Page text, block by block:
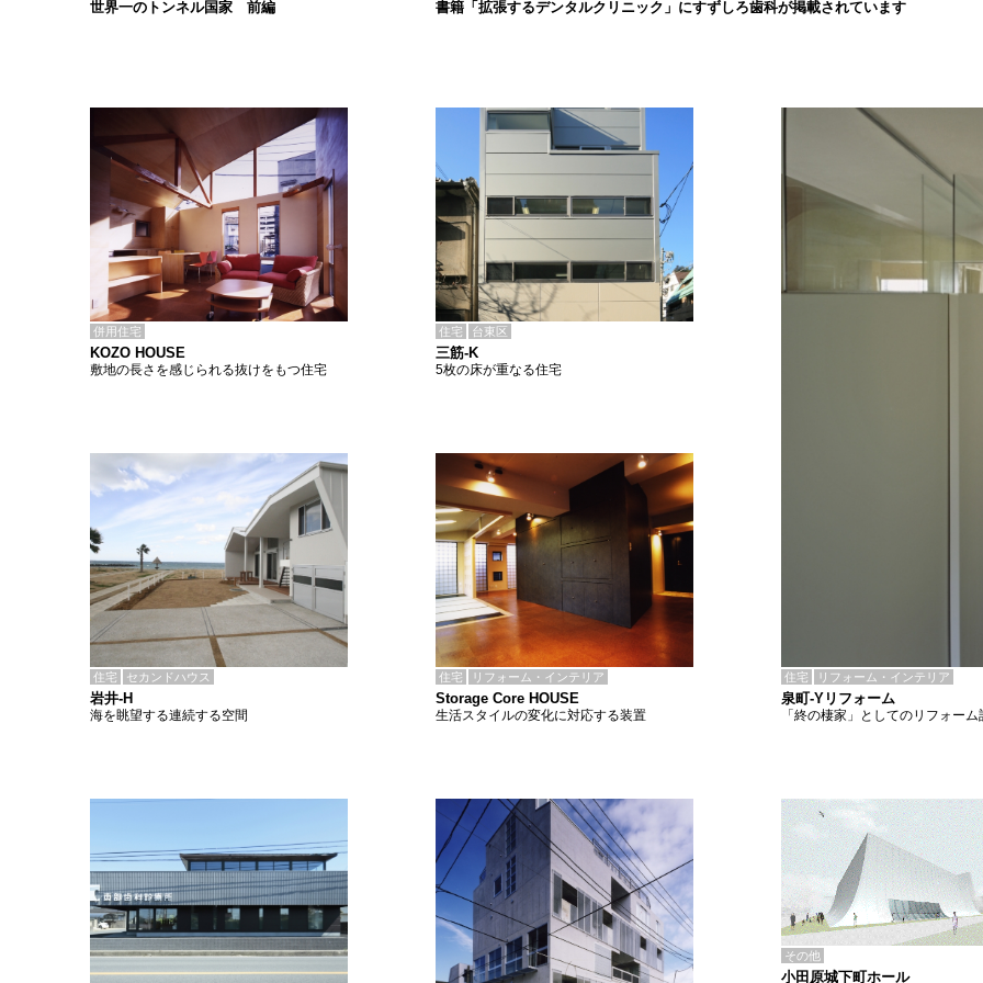
書籍「拡張するデンタルクリニック」にすずしろ歯科が掲載されています
世界一のトンネル国家 前編
併用住宅
KOZO HOUSE
敷地の長さを感じられる抜けをもつ住宅
住宅 台東区
三筋-K
5枚の床が重なる住宅
住宅 セカンドハウス
岩井-H
海を眺望する連続する空間
住宅 リフォーム・インテリア
Storage Core HOUSE
生活スタイルの変化に対応する装置
住宅 リフォーム・インテリア
泉町-Yリフォーム
「終の棲家」としてのリフォーム
その他
小田原城下町ホール